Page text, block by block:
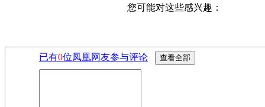
您可能对这些感兴趣：
已有0位凤凰网友参与评论